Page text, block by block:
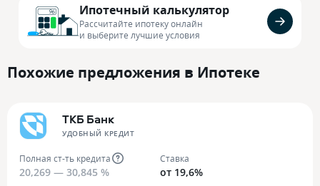
Ипотечный калькулятор
Рассчитайте ипотеку онлайн
и выберите лучшие условия
Похожие предложения в Ипотеке
ТКБ Банк
УДОБНЫЙ КРЕДИТ
Полная ст-ть кредита
20,269 — 30,845 %
Ставка
от 19,6%